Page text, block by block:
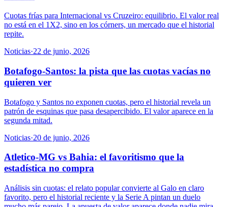
Cuotas frías para Internacional vs Cruzeiro: equilibrio. El valor real
no está en el 1X2, sino en los córners, un mercado que el historial
repite.
Noticias·22 de junio, 2026
Botafogo-Santos: la pista que las cuotas vacías no
quieren ver
Botafogo y Santos no exponen cuotas, pero el historial revela un
patrón de esquinas que pasa desapercibido. El valor aparece en la
segunda mitad.
Noticias·20 de junio, 2026
Atletico-MG vs Bahia: el favoritismo que la
estadística no compra
Análisis sin cuotas: el relato popular convierte al Galo en claro
favorito, pero el historial reciente y la Serie A pintan un duelo